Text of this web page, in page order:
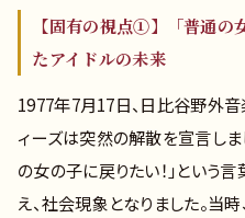
【固有の視点①】「普通の
たアイドルの未来
1977年7月17日、日比谷野外音
ィーズは突然の解散を宣言しま
の女の子に戻りたい！」という
え、社会現象となりました。当